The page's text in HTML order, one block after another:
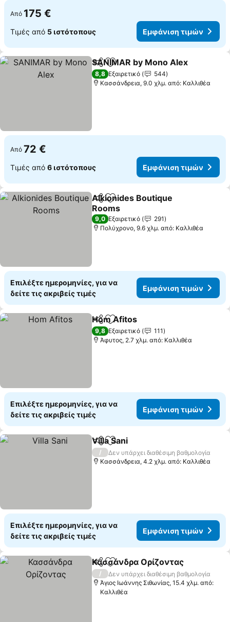
Από 175 €
Τιμές από 5 ιστότοπους Εμφάνιση τιμών
Κοινοποίηση
Προσθήκη στα αγαπημένα
SANIMAR by Mono Alex
8,8 Εξαιρετικό
544
Κασσάνδρεια, 9.0 χλμ. από: Καλλιθέα
Από 72 €
Τιμές από 6 ιστότοπους Εμφάνιση τιμών
Κοινοποίηση
Προσθήκη στα αγαπημένα
Alkionides Boutique
Rooms
9,0 Εξαιρετικό
291
Πολύχρονο, 9.6 χλμ. από: Καλλιθέα
Επιλέξτε ημερομηνίες, για να
δείτε τις ακριβείς τιμές
Εμφάνιση τιμών
Κοινοποίηση
Προσθήκη στα αγαπημένα
Hom Afitos
9,8 Εξαιρετικό
111
Άφυτος, 2.7 χλμ. από: Καλλιθέα
Επιλέξτε ημερομηνίες, για να
δείτε τις ακριβείς τιμές
Εμφάνιση τιμών
Κοινοποίηση
Προσθήκη στα αγαπημένα
Villa Sani
/
Δεν υπάρχει διαθέσιμη βαθμολογία
Κασσάνδρεια, 4.2 χλμ. από: Καλλιθέα
Επιλέξτε ημερομηνίες, για να
δείτε τις ακριβείς τιμές
Εμφάνιση τιμών
Κοινοποίηση
Προσθήκη στα αγαπημένα
Κασσάνδρα Ορίζοντας
/
Δεν υπάρχει διαθέσιμη βαθμολογία
Άγιος Ιωάννης Σιθωνίας, 15.4 χλμ. από:
Καλλιθέα